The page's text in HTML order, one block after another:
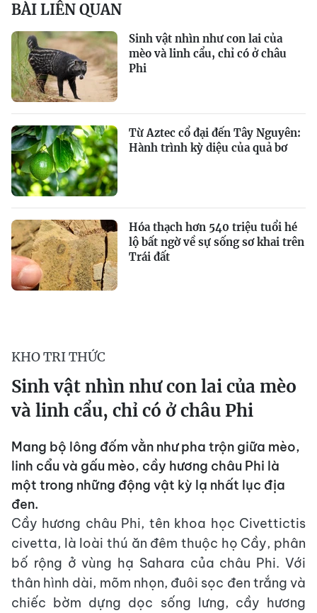
BÀI LIÊN QUAN
Sinh vật nhìn như con lai của
mèo và linh cẩu, chỉ có ở châu
Phi
Từ Aztec cổ đại đến Tây Nguyên:
Hành trình kỳ diệu của quả bơ
Hóa thạch hơn 540 triệu tuổi hé
lộ bất ngờ về sự sống sơ khai trên
Trái đất
KHO TRI THỨC
Sinh vật nhìn như con lai của mèo
và linh cẩu, chỉ có ở châu Phi
Mang bộ lông đốm vằn như pha trộn giữa mèo,
linh cẩu và gấu mèo, cầy hương châu Phi là
một trong những động vật kỳ lạ nhất lục địa
đen.
Cầy hương châu Phi, tên khoa học Civettictis
civetta, là loài thú ăn đêm thuộc họ Cầy, phân
bố rộng ở vùng hạ Sahara của châu Phi. Với
thân hình dài, mõm nhọn, đuôi sọc đen trắng và
chiếc bờm dựng dọc sống lưng, cầy hương